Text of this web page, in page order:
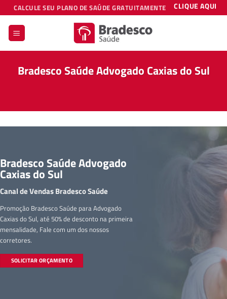
Skip
to
content
CALCULE SEU PLANO DE SAÚDE GRATUITAMENTE CLIQUE AQUI
Bradesco Saúde Advogado Caxias do Sul
Bradesco Saúde Advogado
Caxias do Sul
Canal de Vendas Bradesco Saúde
Promoção Bradesco Saúde para Advogado
Caxias do Sul, até 50% de desconto na primeira
mensalidade, Fale com um dos nossos
corretores.
SOLICITAR ORÇAMENTO